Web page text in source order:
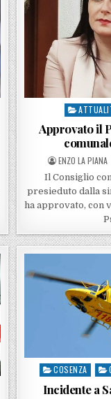
Posted in
Approvato il
POSTED BY
ENZO LA PIANA
Il Consiglio
presieduto dalla
ha approvato, con
Posted in
COSENZA
Incidente a